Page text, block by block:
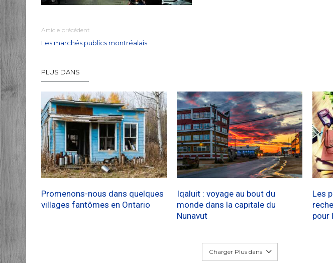
Article précédent
Les marchés publics montréalais.
PLUS DANS
Promenons-nous dans quelques
villages fantômes en Ontario
Iqaluit : voyage au bout du
monde dans la capitale du
Nunavut
Les
pour
Charger Plus dans